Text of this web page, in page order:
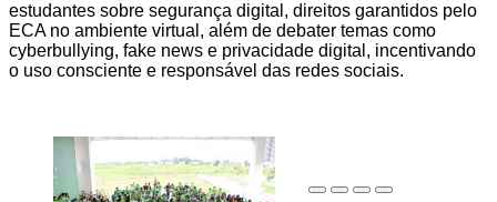
estudantes sobre segurança digital, direitos garantidos pelo
ECA no ambiente virtual, além de debater temas como
cyberbullying, fake news e privacidade digital, incentivando
o uso consciente e responsável das redes sociais.